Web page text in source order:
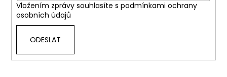
Vložením zprávy souhlasíte s podmínkami ochrany
osobních údajů
ODESLAT